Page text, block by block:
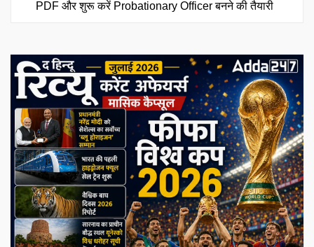
PDF और शुरू करें Probationary Officer बनने की तैयारी